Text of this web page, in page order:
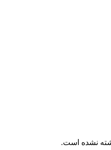
نشده است.